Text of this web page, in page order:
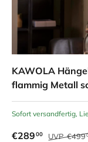
KAWOLA
flammig Metall
Sofort versandfertig,
€28900 UVP€499